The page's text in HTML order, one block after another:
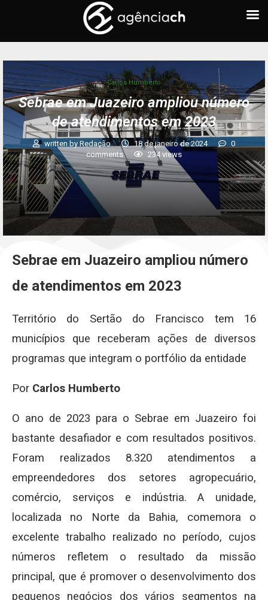
Carlos Humberto
Sebrae em Juazeiro ampliou número
de atendimentos em 2023
written by Redação 18 de janeiro de 2024
0
comments
234views
Sebrae em Juazeiro ampliou número
de atendimentos em 2023
Território do Sertão do Francisco tem 16
municípios que receberam ações de diversos
programas que integram o portfólio da entidade
Por Carlos Humberto
O ano de 2023 para o Sebrae em Juazeiro foi
bastante desafiador e com resultados positivos.
Foram realizados 8.320 atendimentos a
empreendedores dos setores agropecuário,
comércio, serviços e indústria. A unidade,
localizada no Norte da Bahia, comemora o
excelente trabalho realizado no período, cujos
números refletem o resultado da missão
principal, que é promover o desenvolvimento dos
pequenos negócios dos vários segmentos na